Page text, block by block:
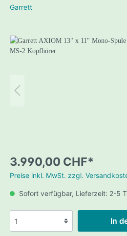
Garrett
3.990,00 CHF*
Preise inkl. MwSt. zzgl.
Sofort verfügbar, Lieferzeit: 2-5
In